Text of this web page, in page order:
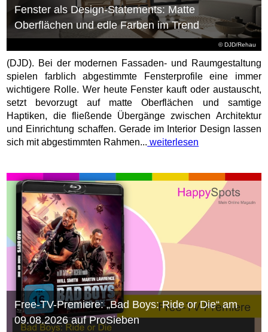
© DJD/Rehau
Fenster als Design-Statements: Matte
Oberflächen und edle Farben im Trend
(DJD). Bei der modernen Fassaden- und Raumgestaltung
spielen farblich abgestimmte Fensterprofile eine immer
wichtigere Rolle. Wer heute Fenster kauft oder austauscht,
setzt bevorzugt auf matte Oberflächen und samtige
Haptiken, die fließende Übergänge zwischen Architektur
und Einrichtung schaffen. Gerade im Interior Design lassen
sich mit abgestimmten Rahmen... weiterlesen
Free-TV-Premiere: „Bad Boys: Ride or Die“ am
09.08.2026 auf ProSieben